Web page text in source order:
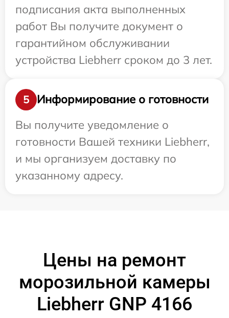
подписания акта выполненных
работ Вы получите документ о
гарантийном обслуживании
устройства Liebherr сроком до 3 лет.
5
Информирование о готовности
Вы получите уведомление о
готовности Вашей техники Liebherr,
и мы организуем доставку по
указанному адресу.
Цены на ремонт
морозильной камеры
Liebherr GNP 4166